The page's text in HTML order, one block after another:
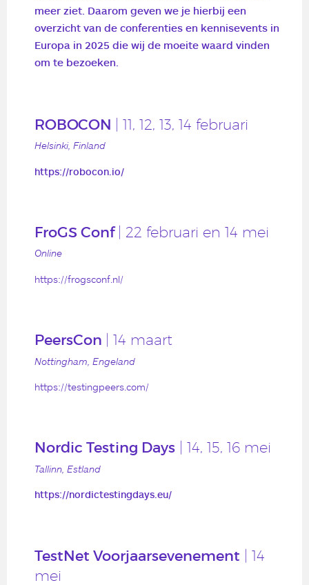
meer ziet. Daarom geven we je hierbij een
overzicht van de conferenties en kennisevents in
Europa in 2025 die wij de moeite waard vinden
om te bezoeken.
ROBOCON | 11, 12, 13, 14 februari
Helsinki, Finland
https://robocon.io/
FroGS Conf | 22 februari en 14 mei
Online
https://frogsconf.nl/
PeersCon | 14 maart
Nottingham, Engeland
https://testingpeers.com/
Nordic Testing Days | 14, 15, 16 mei
Tallinn, Estland
https://nordictestingdays.eu/
TestNet Voorjaarsevenement | 14
mei